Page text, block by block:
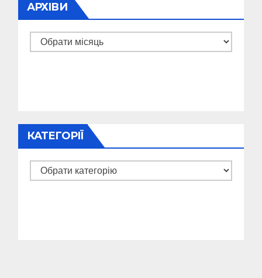
АРХІВИ
Архіви
КАТЕГОРІЇ
Категорії